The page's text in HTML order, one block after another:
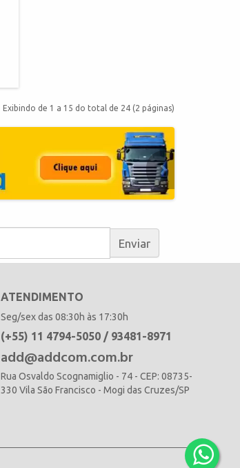
Exibindo de 1 a 15 do total de 24 (2 páginas)
Enviar
ATENDIMENTO
Seg/sex das 08:30h às 17:30h
(+55) 11 4794-5050 / 93481-8971
add@addcom.com.br
Rua Osvaldo Scognamiglio - 74 - CEP: 08735-
330 Vila São Francisco - Mogi das Cruzes/SP